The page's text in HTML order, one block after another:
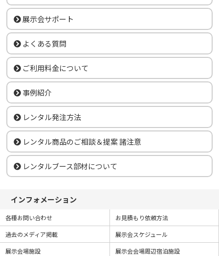
展示会サポート
よくある質問
ご利用料金について
事例紹介
レンタル発注方法
レンタル商品のご相談＆提案 諸注意
レンタルブース部材について
インフォメーション
各種お問い合わせ
お見積もり依頼方法
過去のメディア掲載
展示会スケジュール
展示会場施設
展示会会場周辺宿泊施設